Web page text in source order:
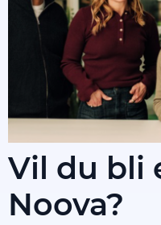
Vil du bli
Noova?